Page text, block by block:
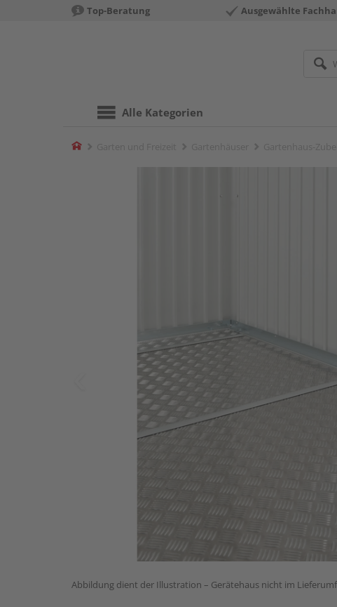
Top-Beratung Ausgewählte
Alle Kategorien
Home
Abbildung dient der Illustration – Gerätehaus nicht im